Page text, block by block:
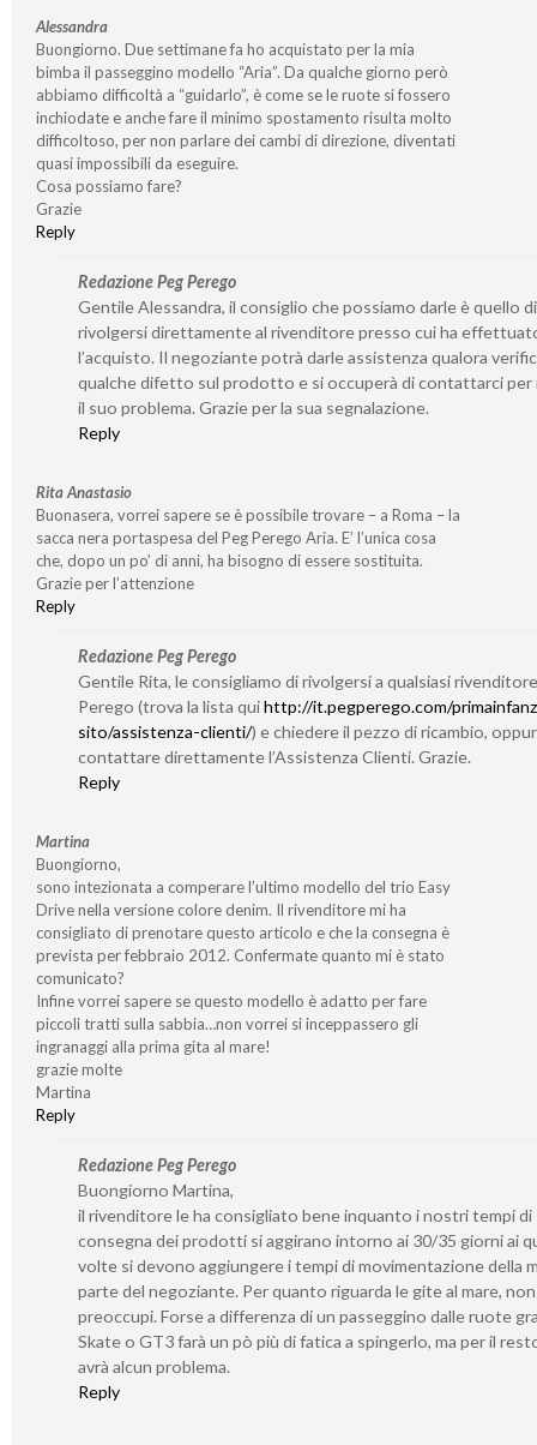
Alessandra
Buongiorno. Due settimane fa ho acquistato per la mia
bimba il passeggino modello “Aria”. Da qualche giorno però
abbiamo difficoltà a “guidarlo”, è come se le ruote si fossero
inchiodate e anche fare il minimo spostamento risulta molto
difficoltoso, per non parlare dei cambi di direzione, diventati
quasi impossibili da eseguire.
Cosa possiamo fare?
Grazie
Reply
Redazione Peg Perego
Gentile Alessandra, il consiglio che possiamo darle è quello di
rivolgersi direttamente al rivenditore presso cui ha
l’acquisto. Il negoziante potrà darle assistenza qualora
qualche difetto sul prodotto e si occuperà di contattarci per
il suo problema. Grazie per la sua segnalazione.
Reply
Rita Anastasio
Buonasera, vorrei sapere se è possibile trovare – a Roma – la
sacca nera portaspesa del Peg Perego Aria. E’ l’unica cosa
che, dopo un po’ di anni, ha bisogno di essere sostituita.
Grazie per l’attenzione
Reply
Redazione Peg Perego
Gentile Rita, le consigliamo di rivolgersi a qualsiasi
Perego (trova la lista quihttp://it.pegperego.com/
sito/assistenza-clienti/) e chiedere il pezzo di ricambio,
contattare direttamente l’Assistenza Clienti. Grazie.
Reply
Martina
Buongiorno,
sono intezionata a comperare l’ultimo modello del trio Easy
Drive nella versione colore denim. Il rivenditore mi ha
consigliato di prenotare questo articolo e che la consegna è
prevista per febbraio 2012. Confermate quanto mi è stato
comunicato?
Infine vorrei sapere se questo modello è adatto per fare
piccoli tratti sulla sabbia…non vorrei si inceppassero gli
ingranaggi alla prima gita al mare!
grazie molte
Martina
Reply
Redazione Peg Perego
Buongiorno Martina,
il rivenditore le ha consigliato bene inquanto i nostri tempi di
consegna dei prodotti si aggirano intorno ai 30/35 giorni ai
volte si devono aggiungere i tempi di movimentazione della
parte del negoziante. Per quanto riguarda le gite al mare,
preoccupi. Forse a differenza di un passeggino dalle ruote
Skate o GT3 farà un pò più di fatica a spingerlo, ma per il
avrà alcun problema.
Reply